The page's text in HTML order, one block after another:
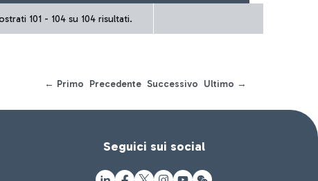
101 - 104 su 104 risultati.
← Primo Precedente Successivo Ultimo →
Seguici sui social